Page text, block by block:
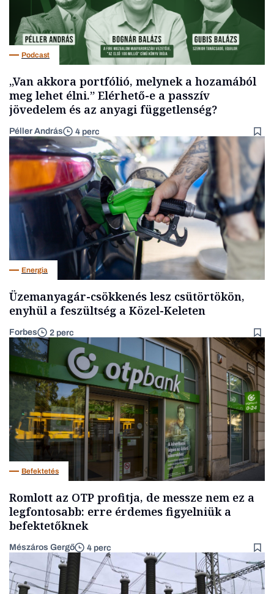
Podcast
„Van akkora portfólió, melynek a hozamából
meg lehet élni.” Elérhető-e a passzív
jövedelem és az anyagi függetlenség?
Péller András 4 perc
Energia
Üzemanyagár-csökkenés lesz csütörtökön,
enyhül a feszültség a Közel-Keleten
Forbes 2 perc
Befektetés
Romlott az OTP profitja, de messze nem ez a
legfontosabb: erre érdemes figyelniük a
befektetőknek
Mészáros Gergő 4 perc